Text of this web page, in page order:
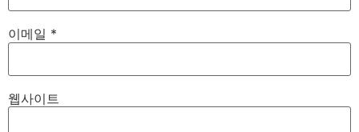
이메일 *
웹사이트